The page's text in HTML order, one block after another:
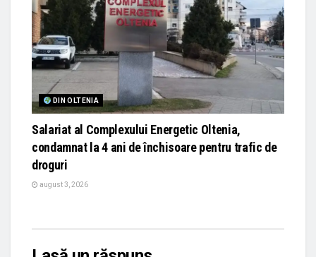
DIN OLTENIA
Salariat al Complexului Energetic Oltenia,
condamnat la 4 ani de închisoare pentru trafic de
droguri
august 3, 2026